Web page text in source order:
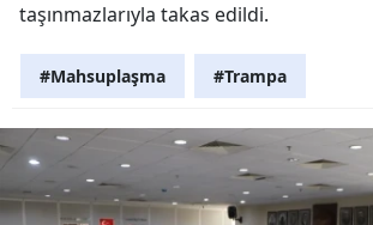
taşınmazlarıyla takas edildi.
#Mahsuplaşma #Trampa